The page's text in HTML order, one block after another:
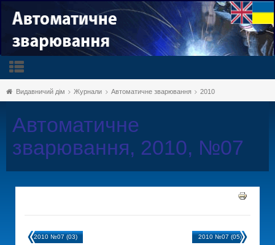
Видавничий дім Журнали Автоматичне зварювання 2010
Автоматичне
зварювання, 2010, №07
2010 №07 (03) 2010 №07 (05)